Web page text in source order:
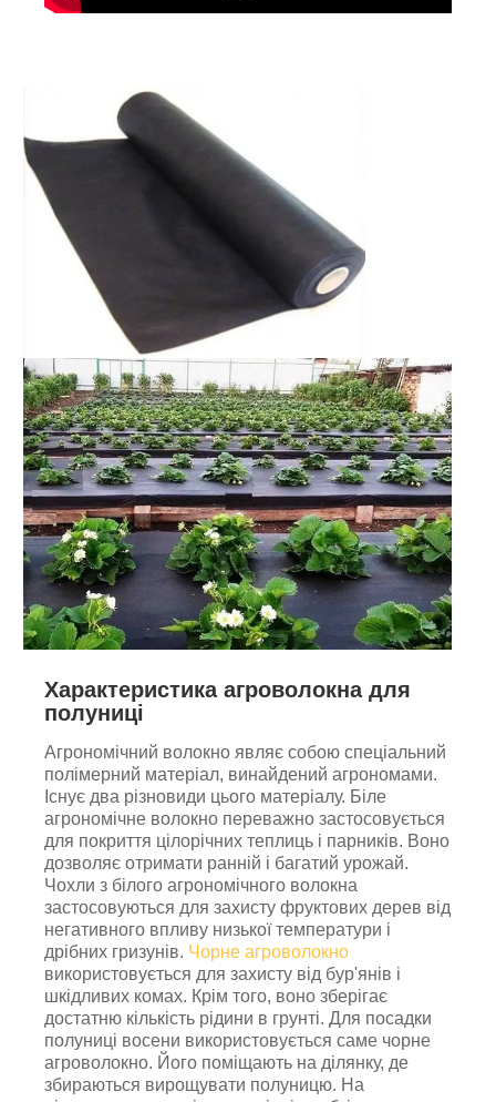
Характеристика агроволокна для
полуниці
Агрономічний волокно являє собою спеціальний
полімерний матеріал, винайдений агрономами.
Існує два різновиди цього матеріалу. Біле
агрономічне волокно переважно застосовується
для покриття цілорічних теплиць і парників. Воно
дозволяє отримати ранній і багатий урожай.
Чохли з білого агрономічного волокна
застосовуються для захисту фруктових дерев від
негативного впливу низької температури і
дрібних гризунів. Чорне агроволокно
використовується для захисту від бур'янів і
шкідливих комах. Крім того, воно зберігає
достатню кількість рідини в грунті. Для посадки
полуниці восени використовується саме чорне
агроволокно. Його поміщають на ділянку, де
збираються вирощувати полуницю. На